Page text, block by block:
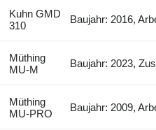
Kuhn GMD
310
Baujahr: 2016,
Müthing
MU-M
Baujahr: 2023,
Müthing
MU-PRO
Baujahr: 2009,